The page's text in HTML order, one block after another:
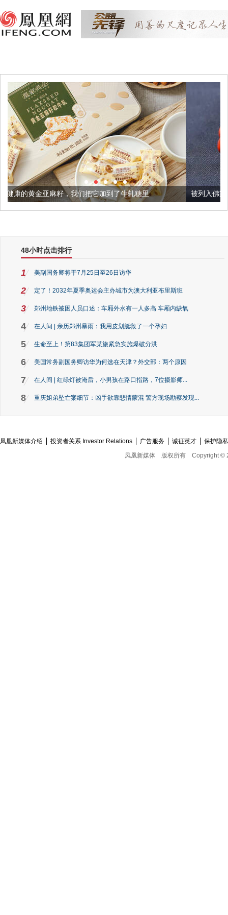
们把它加到了牛轧糖里 被列入佛家七宝的它到底有多美？
48小时点击排行
1 美副国务卿将于7月25日至26日访华
2 定了！2032年夏季奥运会主办城市为澳大利亚布里斯班
3 郑州地铁被困人员口述：车厢外水有一人多高 车厢内缺氧
4 在人间 | 亲历郑州暴雨：我用皮划艇救了一个孕妇
5 生命至上！第83集团军某旅紧急实施爆破分洪
6 美国常务副国务卿访华为何选在天津？外交部：两个原因
7 在人间 | 红绿灯被淹后，小男孩在路口指路，7位摄影师...
8 重庆姐弟坠亡案细节：凶手欲靠悲情蒙混 警方现场勘察发现...
凤凰新媒体介绍 投资者关系 Investor Relations 广告服务 诚征英才
保护隐
凤凰新媒体
版权所有 Copyright ©